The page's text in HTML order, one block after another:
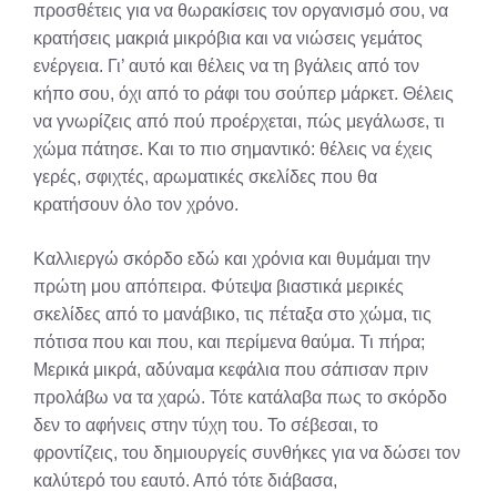
προσθέτεις για να θωρακίσεις τον οργανισμό σου, να
κρατήσεις μακριά μικρόβια και να νιώσεις γεμάτος
ενέργεια. Γι’ αυτό και θέλεις να τη βγάλεις από τον
κήπο σου, όχι από το ράφι του σούπερ μάρκετ. Θέλεις
να γνωρίζεις από πού προέρχεται, πώς μεγάλωσε, τι
χώμα πάτησε. Και το πιο σημαντικό: θέλεις να έχεις
γερές, σφιχτές, αρωματικές σκελίδες που θα
κρατήσουν όλο τον χρόνο.
Καλλιεργώ σκόρδο εδώ και χρόνια και θυμάμαι την
πρώτη μου απόπειρα. Φύτεψα βιαστικά μερικές
σκελίδες από το μανάβικο, τις πέταξα στο χώμα, τις
πότισα που και που, και περίμενα θαύμα. Τι πήρα;
Μερικά μικρά, αδύναμα κεφάλια που σάπισαν πριν
προλάβω να τα χαρώ. Τότε κατάλαβα πως το σκόρδο
δεν το αφήνεις στην τύχη του. Το σέβεσαι, το
φροντίζεις, του δημιουργείς συνθήκες για να δώσει τον
καλύτερό του εαυτό. Από τότε διάβασα,